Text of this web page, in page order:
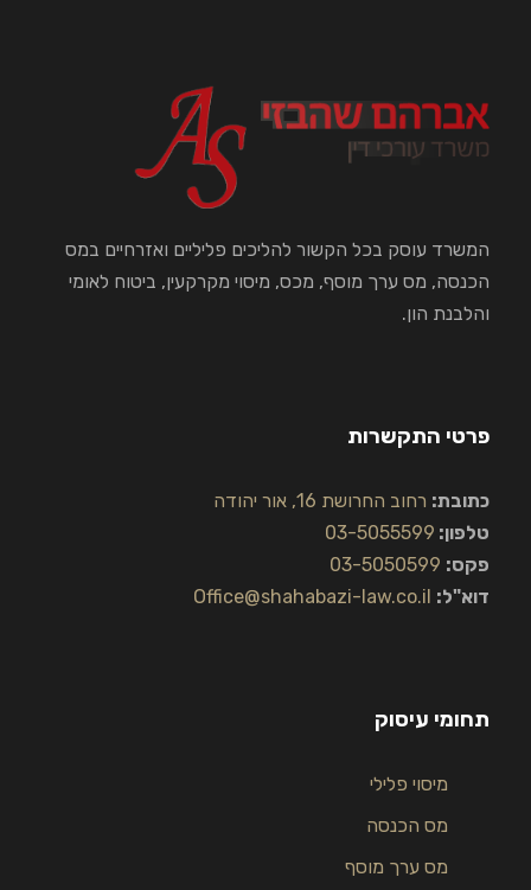
המשרד עוסק בכל הקשור להליכים פליליים ואזרחיים במס
הכנסה, מס ערך מוסף, מכס, מיסוי מקרקעין, ביטוח לאומי
והלבנת הון.
פרטי התקשרות
כתובת: רחוב החרושת 16, אור יהודה
טלפון: 03-5055599
פקס: 03-5050599
דוא"ל: Office@shahabazi-law.co.il
תחומי עיסוק
מיסוי פלילי
מס הכנסה
מס ערך מוסף